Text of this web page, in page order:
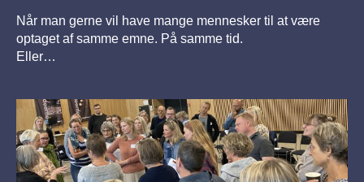
Når man gerne vil have mange mennesker til at være
optaget af samme emne. På samme tid.
Eller…